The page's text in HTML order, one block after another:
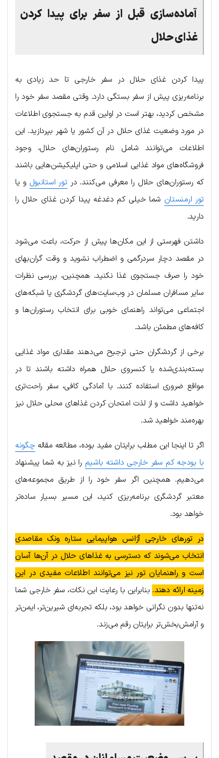
آماده‌سازی قبل از سفر برای پیدا کردن
غذای حلال
پیدا کردن غذای حلال در سفر خارجی تا حد زیادی به
برنامه‌ریزی پیش از سفر بستگی دارد. وقتی مقصد سفر خود را
مشخص کردید، بهتر است در اولین قدم به جستجوی اطلاعات
در مورد وضعیت غذای حلال در آن کشور یا شهر بپردازید. این
اطلاعات می‌توانند شامل نام رستوران‌های حلال، وجود
فروشگاه‌های مواد غذایی اسلامی و حتی اپلیکیشن‌هایی باشند
که رستوران‌های حلال را معرفی می‌کنند. در تور استانبول و یا
تور ارمنستان شما خیلی کم دغدغه پیدا کردن غذای حلال را
دارید.
داشتن فهرستی از این مکان‌ها پیش از حرکت، باعث می‌شود
در مقصد دچار سردرگمی و اضطراب نشوید و وقت گران‌بهای
خود را صرف جستجوی غذا نکنید. همچنین، بررسی نظرات
سایر مسافران مسلمان در وب‌سایت‌های گردشگری یا شبکه‌های
اجتماعی می‌تواند راهنمای خوبی برای انتخاب رستوران‌ها و
کافه‌های مطمئن باشد.
برخی از گردشگران حتی ترجیح می‌دهند مقداری مواد غذایی
بسته‌بندی‌شده یا کنسروی حلال همراه داشته باشند تا در
مواقع ضروری استفاده کنند. با آمادگی کافی، سفر راحت‌تری
خواهید داشت و از لذت امتحان کردن غذاهای محلی حلال نیز
بهره‌مند خواهید شد.
اگر تا اینجا این مطلب برایتان مفید بوده، مطالعه مقاله چگونه
با بودجه کم سفر خارجی داشته باشیم را نیز به شما پیشنهاد
می‌دهیم. همچنین اگر سفر خود را از طریق مجموعه‌های
معتبر گردشگری برنامه‌ریزی کنید، این مسیر بسیار ساده‌تر
خواهد بود.
در تورهای خارجی آژانس هواپیمایی ستاره ونک مقاصدی
انتخاب می‌شوند که دسترسی به غذاهای حلال در آن‌ها آسان
است و راهنمایان تور نیز می‌توانند اطلاعات مفیدی در این
زمینه ارائه دهند. بنابراین با رعایت این نکات، سفر خارجی شما
نه‌تنها بدون نگرانی خواهد بود، بلکه تجربه‌ای شیرین‌تر، ایمن‌تر
و آرامش‌بخش‌تر برایتان رقم می‌زند.